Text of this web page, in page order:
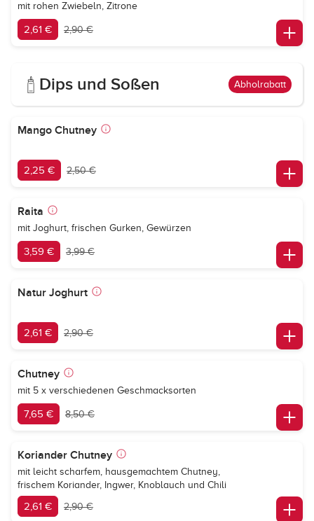
mit rohen Zwiebeln, Zitrone
2,61 € 2,90 €
Dips und Soßen Abholrabatt
Mango Chutney
2,25 € 2,50 €
Raita
mit Joghurt, frischen Gurken, Gewürzen
3,59 € 3,99 €
Natur Joghurt
2,61 € 2,90 €
Chutney
mit 5 x verschiedenen Geschmacksorten
7,65 € 8,50 €
Koriander Chutney
mit leicht scharfem, hausgemachtem Chutney,
frischem Koriander, Ingwer, Knoblauch und Chili
2,61 € 2,90 €